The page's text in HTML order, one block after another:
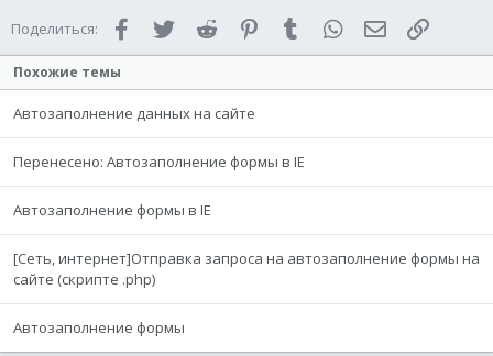
Поделиться: FacebookTwitter Reddit PinterestTumblr WhatsAppЭлектронная
Похожие темы
Автозаполнение данных на сайте
Перенесено: Автозаполнение формы в IE
Автозаполнение формы в IE
[Сеть, интернет]Отправка запроса на автозаполнение формы на
сайте (скрипте .php)
Автозаполнение формы